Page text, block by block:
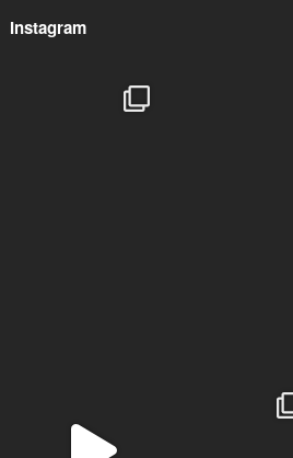
Instagram